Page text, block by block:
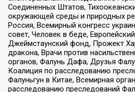
Соединенных Штатов,
окружающей среды и природных
Россия, Всемирный конгресс
совет, Человек в беде,
Джеймстаунский фонд, Прожект
дракона, Врачи против
органов, Фалунь Дафа, Друзья
Коалиция по расследованию
Фалуньгун в Китае, Всемирная
расследованию преследований